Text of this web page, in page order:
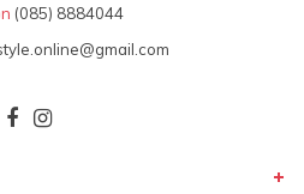
(085) 8884044